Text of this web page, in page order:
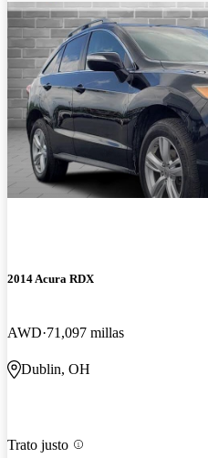
2014 Acura RDX
AWD 71,097 millas
Dublin, OH
Trato justo